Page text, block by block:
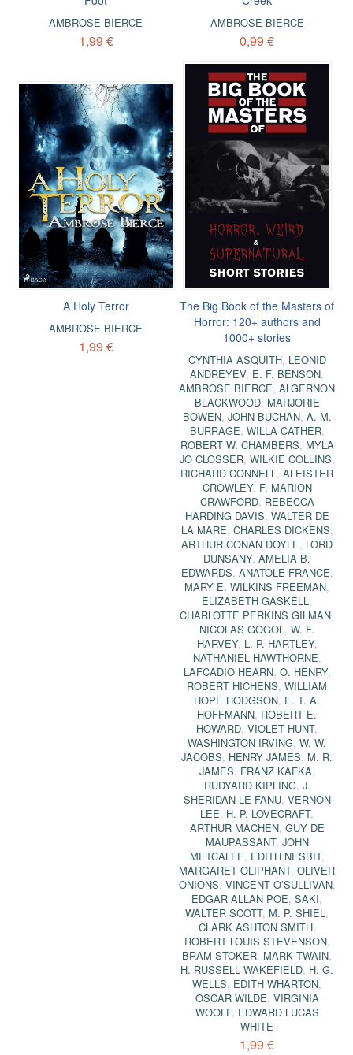
AMBROSE BIERCE
1,99 €
AMBROSE BIERCE
0,99 €
A Holy Terror
AMBROSE BIERCE
1,99 €
The Big Book of the Masters of
Horror: 120+ authors and
1000+ stories
CYNTHIA ASQUITH, LEONID
ANDREYEV, E. F. BENSON,
AMBROSE BIERCE,ALGERNON
BLACKWOOD, MARJORIE
BOWEN, JOHN BUCHAN, A. M.
BURRAGE, WILLA CATHER,
ROBERT W. CHAMBERS, MYLA
JO CLOSSER, WILKIE COLLINS,
RICHARD CONNELL,ALEISTER
CROWLEY, F. MARION
CRAWFORD, REBECCA
HARDING DAVIS, WALTER DE
LA MARE, CHARLES DICKENS,
ARTHUR CONAN DOYLE, LORD
DUNSANY,AMELIA B.
EDWARDS, ANATOLE FRANCE,
MARY E. WILKINS FREEMAN,
ELIZABETH GASKELL,
CHARLOTTE PERKINS GILMAN,
NICOLAS GOGOL,W. F.
HARVEY, L. P. HARTLEY,
NATHANIEL HAWTHORNE,
LAFCADIO HEARN, O. HENRY,
ROBERT HICHENS,WILLIAM
HOPE HODGSON, E. T. A.
HOFFMANN, ROBERT E.
HOWARD,VIOLET HUNT,
WASHINGTON IRVING,W. W.
JACOBS, HENRY JAMES, M. R.
JAMES, FRANZ KAFKA,
RUDYARD KIPLING, J.
SHERIDAN LE FANU, VERNON
LEE, H. P. LOVECRAFT,
ARTHUR MACHEN, GUY DE
MAUPASSANT, JOHN
METCALFE, EDITH NESBIT,
MARGARET OLIPHANT,OLIVER
ONIONS, VINCENT O’SULLIVAN,
EDGAR ALLAN POE,SAKI,
WALTER SCOTT, M. P. SHIEL,
CLARK ASHTON SMITH,
ROBERT LOUIS STEVENSON,
BRAM STOKER, MARK TWAIN,
H. RUSSELL WAKEFIELD, H. G.
WELLS, EDITH WHARTON,
OSCAR WILDE, VIRGINIA
WOOLF, EDWARD LUCAS
WHITE
1,99 €